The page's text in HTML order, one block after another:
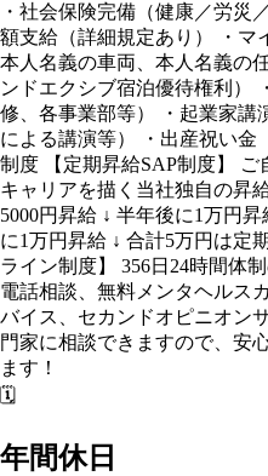
・社会保険完備（健康／労災
額支給（詳細規定あり） ・マ
本人名義の車両、本人名義の
ンドエクシブ宿泊優待権利）
修、各事業部等） ・起業家講
による講演等） ・出産祝い金
制度 【定期昇給SAP制度】
キャリアを描く当社独自の昇
5000円昇給 ↓ 半年後に1万円
に1万円昇給 ↓ 合計5万円は定
ライン制度】 356日24時間体
電話相談、無料メンタヘルス
バイス、セカンドオピニオン
門家に相談できますので、安
ます！
🗓️
年間休日